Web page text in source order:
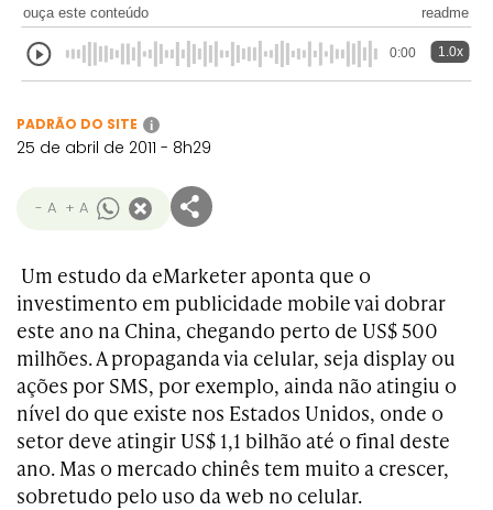
ouça este conteúdo readme
0:00 1.0x
PADRÃO DO SITE i
25 de abril de 2011 - 8h29
- A + A
Um estudo da eMarketer aponta que o
investimento em publicidade mobile vai dobrar
este ano na China, chegando perto de US$ 500
milhões. A propaganda via celular, seja display ou
ações por SMS, por exemplo, ainda não atingiu o
nível do que existe nos Estados Unidos, onde o
setor deve atingir US$ 1,1 bilhão até o final deste
ano. Mas o mercado chinês tem muito a crescer,
sobretudo pelo uso da web no celular.